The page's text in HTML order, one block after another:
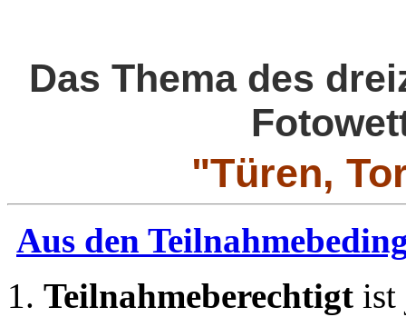
Das Thema des
"Türen,
Aus den
Teilnahmeberechtigt ist